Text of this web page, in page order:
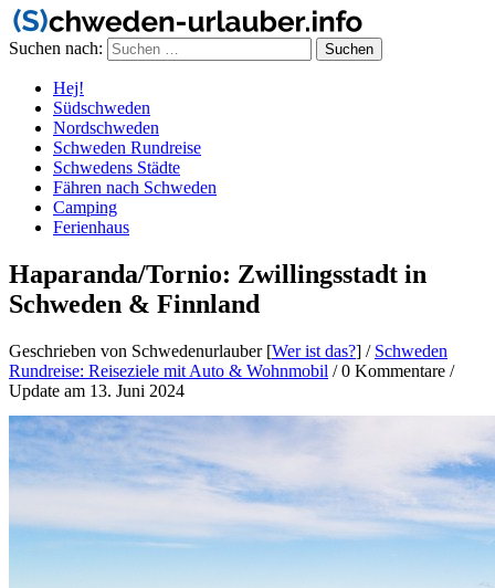
Suchen nach:
Hej!
Südschweden
Nordschweden
Schweden Rundreise
Schwedens Städte
Fähren nach Schweden
Camping
Ferienhaus
Haparanda/Tornio: Zwillingsstadt in
Schweden & Finnland
Geschrieben von Schwedenurlauber [Wer ist das?] / Schweden
Rundreise: Reiseziele mit Auto & Wohnmobil /0 Kommentare /
Update am 13. Juni 2024